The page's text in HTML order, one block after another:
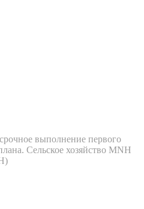
выполнение первого
Сельское хозяйство MNH